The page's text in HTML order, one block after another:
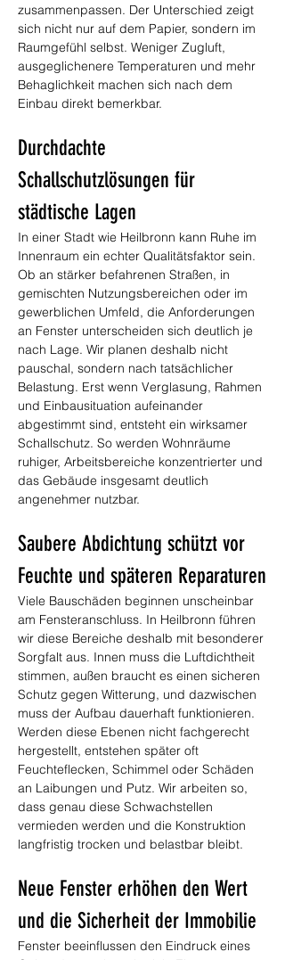
zusammenpassen. Der Unterschied zeigt
sich nicht nur auf dem Papier, sondern im
Raumgefühl selbst. Weniger Zugluft,
ausgeglichenere Temperaturen und mehr
Behaglichkeit machen sich nach dem
Einbau direkt bemerkbar.
Durchdachte
Schallschutzlösungen für
städtische Lagen
In einer Stadt wie Heilbronn kann Ruhe im
Innenraum ein echter Qualitätsfaktor sein.
Ob an stärker befahrenen Straßen, in
gemischten Nutzungsbereichen oder im
gewerblichen Umfeld, die Anforderungen
an Fenster unterscheiden sich deutlich je
nach Lage. Wir planen deshalb nicht
pauschal, sondern nach tatsächlicher
Belastung. Erst wenn Verglasung, Rahmen
und Einbausituation aufeinander
abgestimmt sind, entsteht ein wirksamer
Schallschutz. So werden Wohnräume
ruhiger, Arbeitsbereiche konzentrierter und
das Gebäude insgesamt deutlich
angenehmer nutzbar.
Saubere Abdichtung schützt vor
Feuchte und späteren Reparaturen
Viele Bauschäden beginnen unscheinbar
am Fensteranschluss. In Heilbronn führen
wir diese Bereiche deshalb mit besonderer
Sorgfalt aus. Innen muss die Luftdichtheit
stimmen, außen braucht es einen sicheren
Schutz gegen Witterung, und dazwischen
muss der Aufbau dauerhaft funktionieren.
Werden diese Ebenen nicht fachgerecht
hergestellt, entstehen später oft
Feuchteflecken, Schimmel oder Schäden
an Laibungen und Putz. Wir arbeiten so,
dass genau diese Schwachstellen
vermieden werden und die Konstruktion
langfristig trocken und belastbar bleibt.
Neue Fenster erhöhen den Wert
und die Sicherheit der Immobilie
Fenster beeinflussen den Eindruck eines